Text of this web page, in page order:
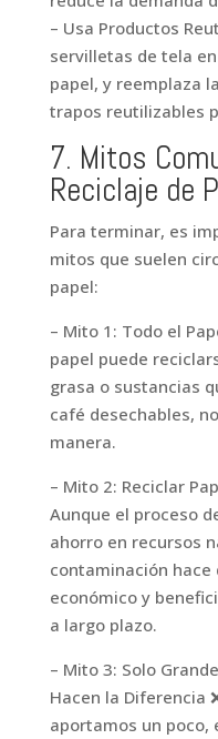
– Usa Productos
servilletas de tela
papel, y reemplaza
trapos reutilizables
7. Mitos
Reciclaje de
Para terminar, es
mitos que suelen
papel:
– Mito 1: Todo el
papel puede
grasa o sustancias
café desechables,
manera.
– Mito 2: Reciclar
Aunque el proceso
ahorro en recursos
contaminación hace
económico y
a largo plazo.
– Mito 3: Solo
Hacen la Diferencia
aportamos un poco,